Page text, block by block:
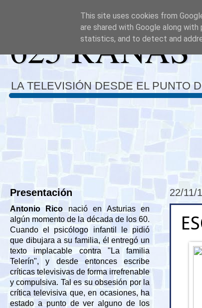
625 RANAS
LA TELEVISIÓN DESDE EL PUNTO
22/11/
Presentación
Antonio Rico nació en Asturias en
algún momento de la década de los 60.
Cuando el psicólogo infantil le pidió
que dibujara a su familia, él entregó un
texto implacable contra "La familia
Telerín", y desde entonces escribe
críticas televisivas de forma irrefrenable
y compulsiva. Tal es su obsesión por la
crítica televisiva que, en ocasiones, ha
estado a punto de ver alguno de los
This site uses cookies from
are shared with Google along
statistics, and to detect and